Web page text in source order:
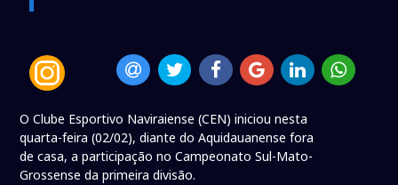
O Clube Esportivo Naviraiense (CEN) iniciou nesta
quarta-feira (02/02), diante do Aquidauanense fora
de casa, a participação no Campeonato Sul-Mato-
Grossense da primeira divisão.